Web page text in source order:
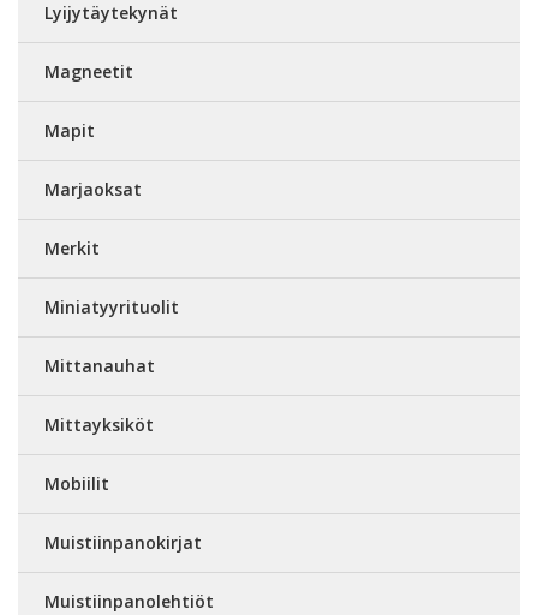
Lyijytäytekynät
Magneetit
Mapit
Marjaoksat
Merkit
Miniatyyrituolit
Mittanauhat
Mittayksiköt
Mobiilit
Muistiinpanokirjat
Muistiinpanolehtiöt